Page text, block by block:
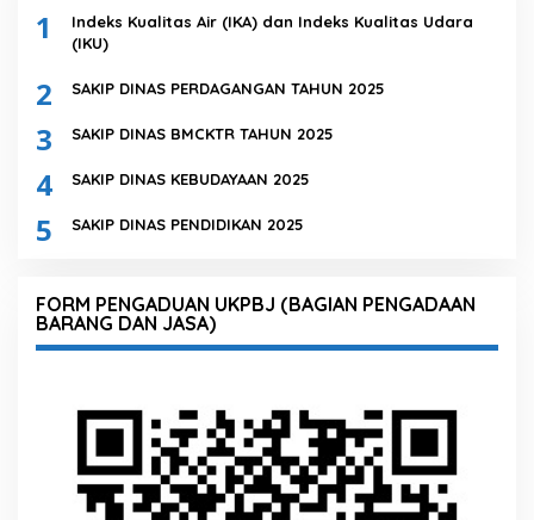
1
Indeks Kualitas Air (IKA) dan Indeks Kualitas Udara
(IKU)
2 SAKIP DINAS PERDAGANGAN TAHUN 2025
3 SAKIP DINAS BMCKTR TAHUN 2025
4 SAKIP DINAS KEBUDAYAAN 2025
5 SAKIP DINAS PENDIDIKAN 2025
FORM PENGADUAN UKPBJ (BAGIAN PENGADAAN
BARANG DAN JASA)